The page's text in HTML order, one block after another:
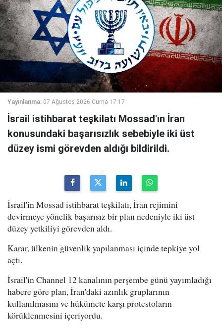
Yayınlanma: 07 Ağustos 2026 Cuma 17:17
İsrail istihbarat teşkilatı Mossad'ın İran
konusundaki başarısızlık sebebiyle iki üst
düzey ismi görevden aldığı bildirildi.
İsrail'in Mossad istihbarat teşkilatı, İran rejimini
devirmeye yönelik başarısız bir plan nedeniyle iki üst
düzey yetkiliyi görevden aldı.
Karar, ülkenin güvenlik yapılanması içinde tepkiye yol
açtı.
İsrail'in Channel 12 kanalının perşembe günü yayımladığı
habere göre plan, İran'daki azınlık gruplarının
kullanılmasını ve hükümete karşı protestoların
körüklenmesini içeriyordu.